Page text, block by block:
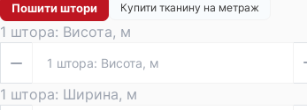
Пошити штори Купити тканину на метраж
1 штора: Висота, м
1 штора: Ширина, м